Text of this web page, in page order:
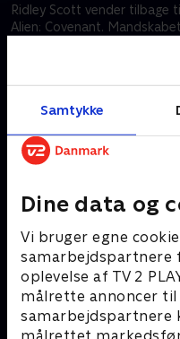
Samtykke
Dine data og
Vi bruger egne
samarbejdspartnere
oplevelse af TV 2
målrette annoncer til
samarbejdspartnere
Ridley Scott vender tilbage
Alien: Covenant.